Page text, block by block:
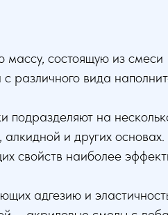
массу, состоящую из смеси
различного вида
подразделяют на
и других
свойств наиболее
адгезию и